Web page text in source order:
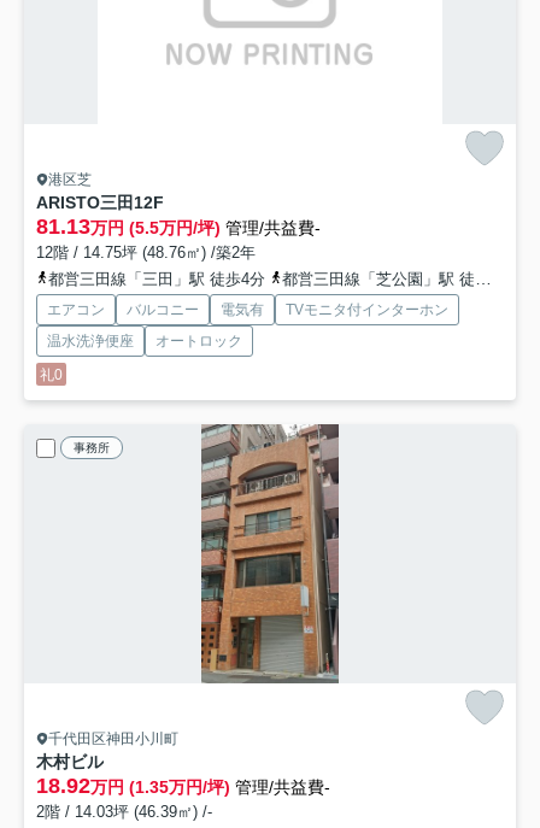
港区芝
ARISTO三田12F
81.13万円 (5.5万円/坪) 管理/共益費-
12階 / 14.75坪 (48.76㎡) /築2年
都営三田線「三田」駅 徒歩4分
都営三田線「芝公園」駅 徒歩11分
エアコン バルコニー 電気有
TVモニタ付インターホン
温水洗浄便座
オートロック
礼0
事務所
千代田区神田小川町
木村ビル
18.92万円 (1.35万円/坪) 管理/共益費-
2階 / 14.03坪 (46.39㎡) /-